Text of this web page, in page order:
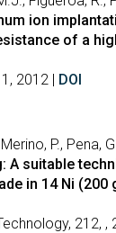
ion
of a
2012 | DOI
P., Pena,
A suitable
in 14 Ni (200
212, ,